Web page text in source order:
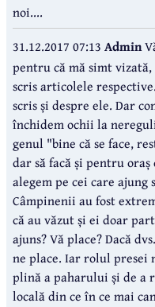
noi....
31.12.2017 07:13 Admin
pentru că mă simt
scris articolele
scris și despre ele. Dar
închidem ochii la
genul "bine că se face,
dar să facă și pentru
alegem pe cei care
Câmpinenii au fost
că au văzut și ei doar
ajuns? Vă place? Dacă
ne place. Iar rolul presei
plină a paharului și de a
locală din ce în ce mai